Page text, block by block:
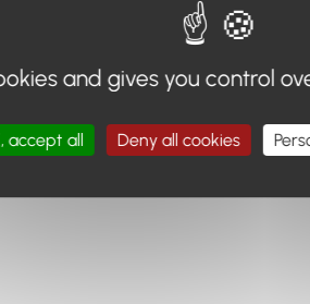
de recherche en haut de page,
Retour à l'accueil
and gives you control
accept all Deny all cookies